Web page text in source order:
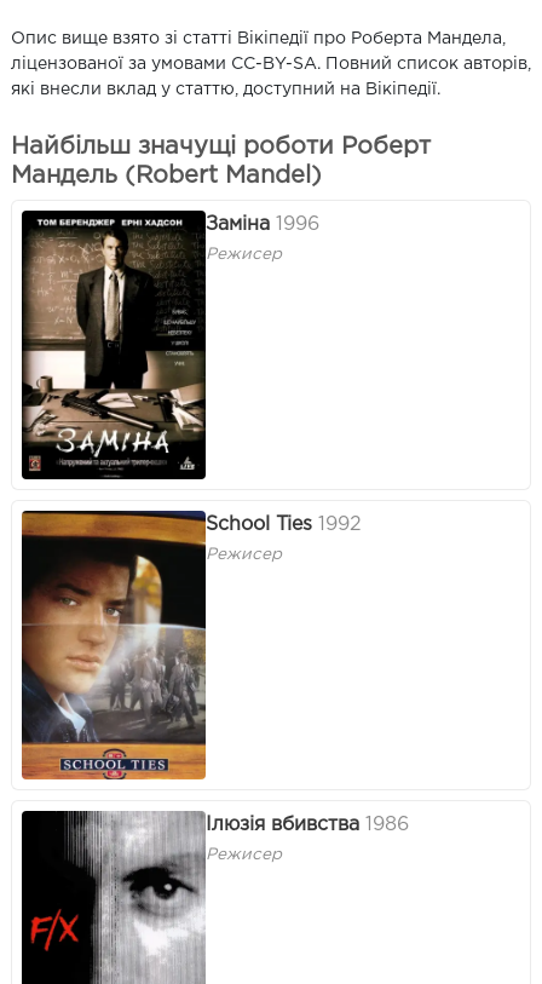
Опис вище взято зі статті Вікіпедії про Роберта Мандела,
ліцензованої за умовами CC-BY-SA. Повний список авторів,
які внесли вклад у статтю, доступний на Вікіпедії.
Найбільш значущі роботи Роберт
Мандель (Robert Mandel)
Заміна 1996
Режисер
School Ties 1992
Режисер
Ілюзія вбивства 1986
Режисер